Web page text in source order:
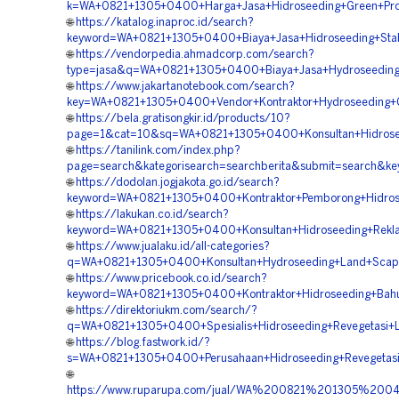
🌐 https://katalog.inaproc.id/search?
🌐 https://vendorpedia.ahmadcorp.com/search?
🌐 https://www.jakartanotebook.com/search?
🌐 https://bela.gratisongkir.id/products/10?
🌐 https://tanilink.com/index.php?
🌐 https://dodolan.jogjakota.go.id/search?
🌐 https://lakukan.co.id/search?
🌐 https://www.jualaku.id/all-categories?
🌐 https://www.pricebook.co.id/search?
🌐 https://direktoriukm.com/search/?
🌐 https://blog.fastwork.id/?
🌐
https://www.ruparupa.com/jual/